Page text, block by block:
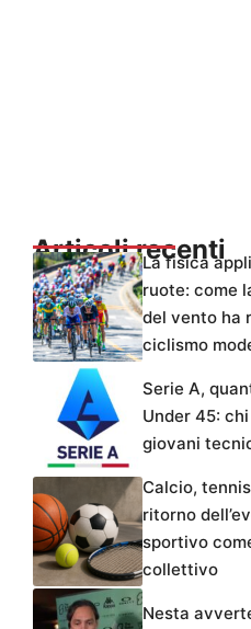
Articoli recenti
La fisica
ruote: come
del vento ha
ciclismo
Serie A,
Under 45:
giovani
Calcio,
ritorno
sportivo
collettivo
Nesta